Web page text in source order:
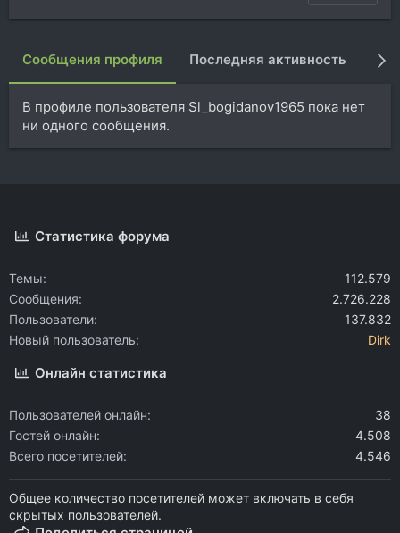
Сообщения профиля Последняя активность
В профиле пользователя Sl_bogidanov1965 пока нет
ни одного сообщения.
Статистика форума
Темы
112.579
Сообщения
2.726.228
Пользователи
137.832
Новый пользователь
Dirk
Онлайн статистика
Пользователей онлайн
38
Гостей онлайн
4.508
Всего посетителей
4.546
Общее количество посетителей может включать в себя
скрытых пользователей.